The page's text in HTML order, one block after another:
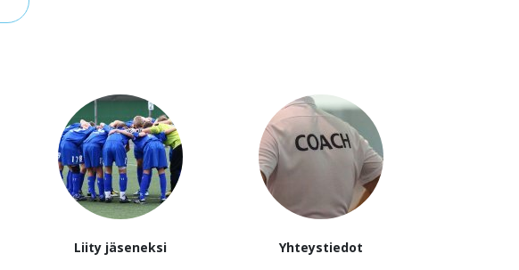
Liity jäseneksi
Yhteystiedot